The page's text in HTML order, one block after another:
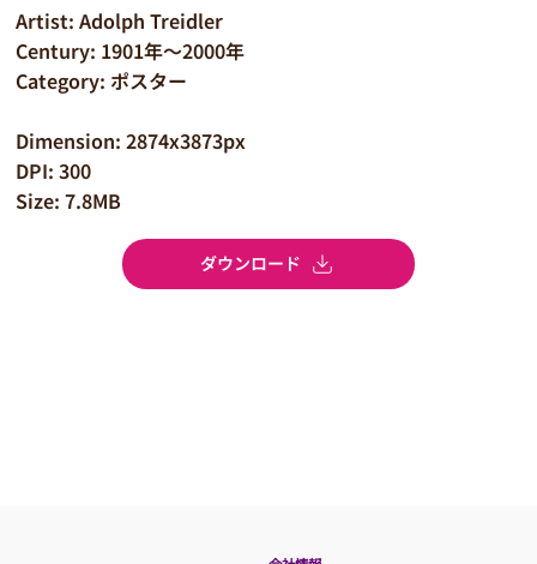
Artist: Adolph Treidler
Century: 1901年～2000年
Category: ポスター
Dimension: 2874x3873px
DPI: 300
Size: 7.8MB
ダウンロード